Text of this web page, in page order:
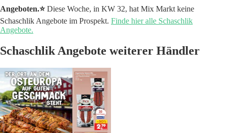
Angeboten.⭐️Diese Woche, in KW 32, hat Mix Markt keine
Schaschlik Angebote im Prospekt. Finde hier alle Schaschlik
Angebote.
Schaschlik Angebote weiterer Händler